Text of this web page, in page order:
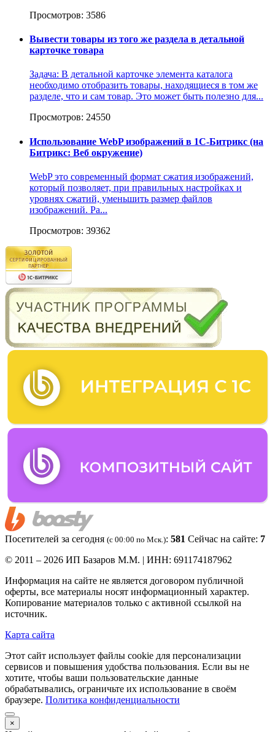
Просмотров: 3586
Вывести товары из того же раздела в детальной
карточке товара
Задача: В детальной карточке элемента каталога
необходимо отобразить товары, находящиеся в том же
разделе, что и сам товар. Это может быть полезно для...
Просмотров: 24550
Использование WebP изображений в 1С-Битрикс (на
Битрикс: Веб окружение)
WebP это современный формат сжатия изображений,
который позволяет, при правильных настройках и
уровнях сжатий, уменьшить размер файлов
изображений. Ра...
Просмотров: 39362
Посетителей за сегодня (c 00:00 по Мск.): 581 Сейчас на сайте: 7
© 2011 – 2026 ИП Базаров М.М. | ИНН: 691174187962
Информация на сайте не является договором публичной
оферты, все материалы носят информационный характер.
Копирование материалов только с активной ссылкой на
источник.
Карта сайта
Этот сайт использует файлы cookie для персонализации
сервисов и повышения удобства пользования. Если вы не
хотите, чтобы ваши пользовательские данные
обрабатывались, ограничьте их использование в своём
браузере. Политика конфиденциальности
×